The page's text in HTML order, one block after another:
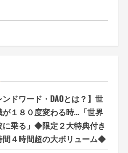
ンドワード・DAOとは？】世
１８０度変わる時…「世界
に乗る」◆限定２大特典付き
間４時間超の大ボリューム◆